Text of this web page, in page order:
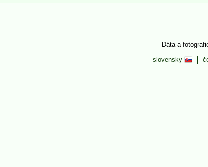
Dáta a
slovensky